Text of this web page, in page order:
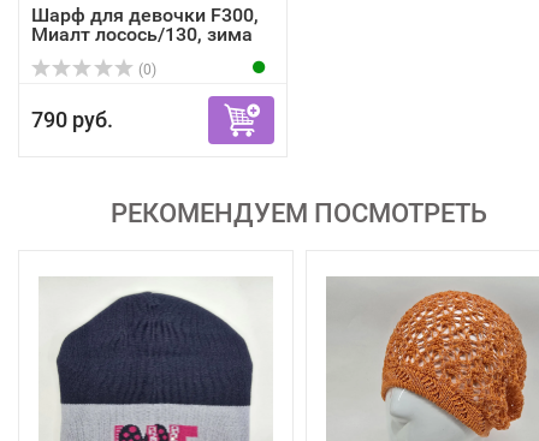
Шарф для девочки F300,
Миалт лосось/130, зима
(0)
790 руб.
РЕКОМЕНДУЕМ ПОСМОТРЕТЬ